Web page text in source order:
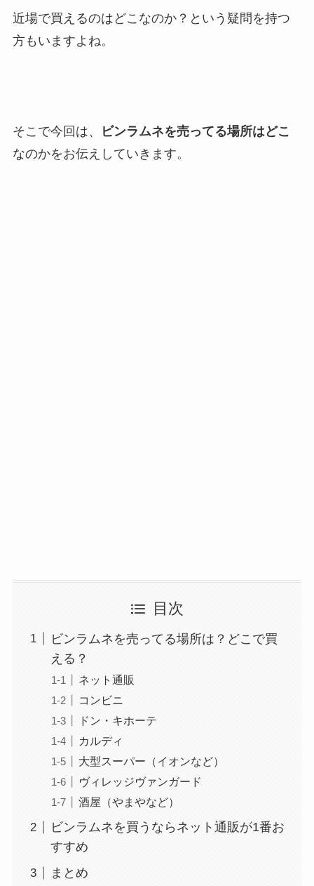
近場で買えるのはどこなのか？という疑問を持つ
方もいますよね。
そこで今回は、
ビンラムネを売ってる場所はどこ
なのかをお伝えしていきます。
目次
ビンラムネを売ってる場所は？どこで買
える？
ネット通販
コンビニ
ドン・キホーテ
カルディ
大型スーパー（イオンなど）
ヴィレッジヴァンガード
酒屋（やまやなど）
ビンラムネを買うならネット通販が1番お
すすめ
まとめ